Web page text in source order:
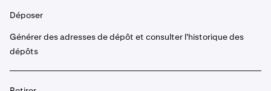
Déposer
Générer des adresses de dépôt et consulter l'historique des
dépôts